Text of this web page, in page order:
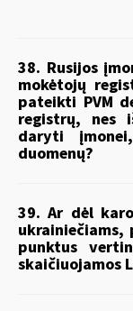
38. Rusijos
mokėtojų
pateikti PVM
registrų, nes
daryti
duomenų?
39. Ar dėl
ukrainiečiams,
punktus
skaičiuojamos